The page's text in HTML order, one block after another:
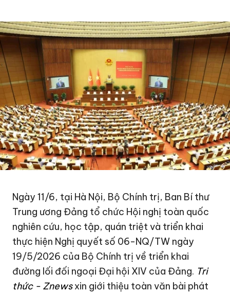
Ngày 11/6, tại Hà Nội, Bộ Chính trị, Ban Bí thư
Trung ương Đảng tổ chức Hội nghị toàn quốc
nghiên cứu, học tập, quán triệt và triển khai
thực hiện Nghị quyết số 06-NQ/TW ngày
19/5/2026 của Bộ Chính trị về triển khai
đường lối đối ngoại Đại hội XIV của Đảng. Tri
thức - Znewsxin giới thiệu toàn văn bài phát